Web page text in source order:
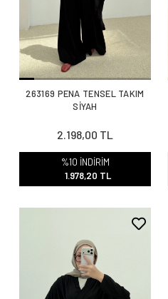
263169 PENA TENSEL TAKIM
SİYAH
2.198,00 TL
%10 İNDİRİM
1.978,20 TL